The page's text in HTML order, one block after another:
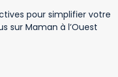
pour simplifier votre
sur Maman à l’Ouest